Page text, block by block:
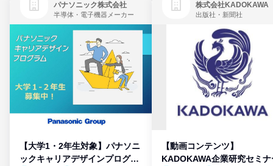
パナソニック株式会社
半導体・電子機器メーカー
【大学1・2年生対象】パナソニ
ックキャリアデザインプログラ
株式会社KADOKAWA
出版社・新聞社
【動画コンテンツ】
KADOKAWA企業研究セミナ